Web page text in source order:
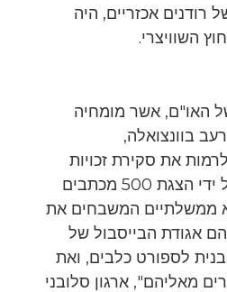
רודנים אכזריים, היה
השוויצרי.
האו"ם, אשר מומחיה
בוונצואלה,
את סקירת זכויות
האדם האחרונה שלו על ידי הצגת 500 מכתבים
ממשלתיים המשבחים את
אגודת הבייסבול של
לספורט כלבים, ואת
מאליהם", ארגון סלובני